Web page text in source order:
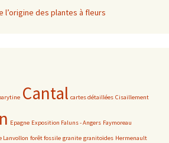
l’origine des plantes à fleurs
Cantal cartes détaillées Cisaillement
Epagne Exposition Faluns - Angers Faymoreau
Lanvollon forêt fossile granite granitoïdes Hermenault